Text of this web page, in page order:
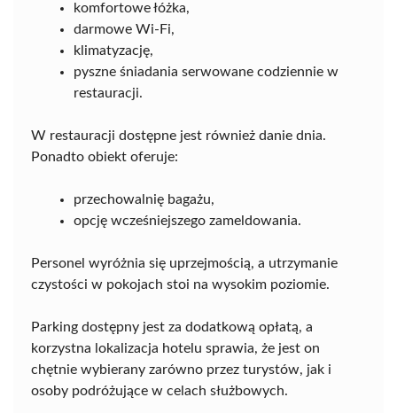
komfortowe łóżka,
darmowe Wi-Fi,
klimatyzację,
pyszne śniadania serwowane codziennie w
restauracji.
W restauracji dostępne jest również danie dnia.
Ponadto obiekt oferuje:
przechowalnię bagażu,
opcję wcześniejszego zameldowania.
Personel wyróżnia się uprzejmością, a utrzymanie
czystości w pokojach stoi na wysokim poziomie.
Parking dostępny jest za dodatkową opłatą, a
korzystna lokalizacja hotelu sprawia, że jest on
chętnie wybierany zarówno przez turystów, jak i
osoby podróżujące w celach służbowych.